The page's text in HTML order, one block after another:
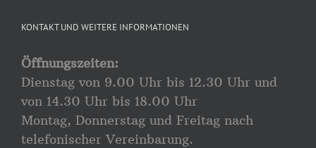
KONTAKT UND WEITERE INFORMATIONEN
Öffnungszeiten:
Dienstag von 9.00 Uhr bis 12.30 Uhr und
von 14.30 Uhr bis 18.00 Uhr
Montag, Donnerstag und Freitag nach
telefonischer Vereinbarung.